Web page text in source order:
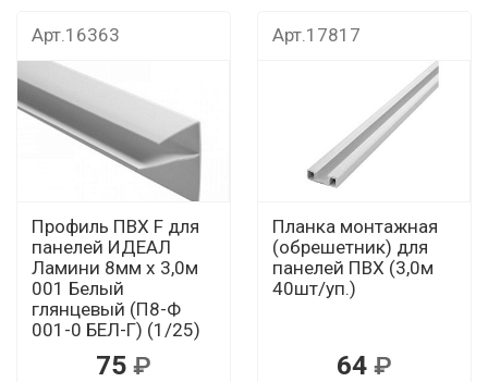
Арт.16363
Профиль ПВХ F для
панелей ИДЕАЛ
Ламини 8мм х 3,0м
001 Белый
глянцевый (П8-Ф
001-0 БЕЛ-Г) (1/25)
75
Арт.17817
Планка монтажная
(обрешетник) для
панелей ПВХ (3,0м
40шт/уп.)
64